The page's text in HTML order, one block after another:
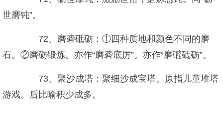
世磨钝”。
72、磨砻砥砺：①四种质地和颜色不同的磨
石。②磨砺锻炼。亦作“磨砻底厉”。亦作“磨礲砥砺”。
73、聚沙成塔：聚细沙成宝塔。原指儿童堆塔
游戏。后比喻积少成多。